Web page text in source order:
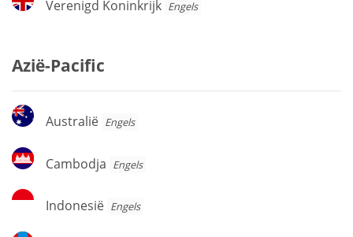
Koninkrijk
Verenigd Koninkrijk Engels
Azië-Pacific
Australië
Australië Engels
Cambodja
Cambodja Engels
Indonesië
Indonesië Engels